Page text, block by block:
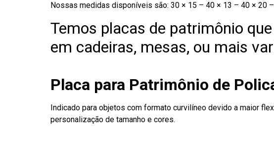
Nossas medidas disponíveis são: 30 × 15 – 40 × 13 – 40 × 20
Temos placas de patrimônio
em cadeiras, mesas, ou mais
Placa para Patrimônio de
Indicado para objetos com formato curvilíneo devido a maior
personalização de tamanho e cores.